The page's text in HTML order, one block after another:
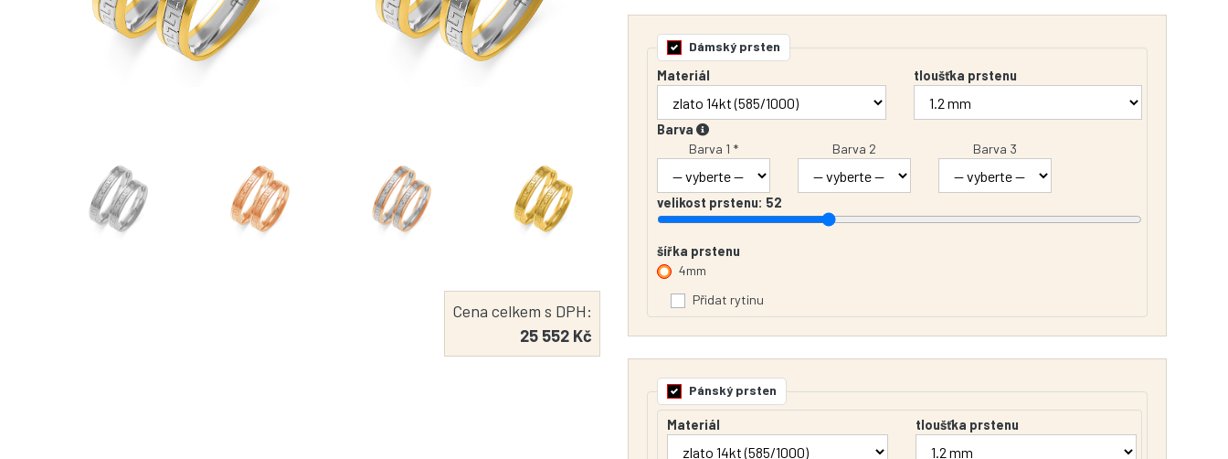
Cena celkem s DPH:
25 552 Kč
Dámský prsten
Materiál
tloušťka prstenu
Barva
Barva 1 *
Barva 2 Barva 3
velikost prstenu: 52
šířka prstenu
4mm
Přidat rytinu
Pánský prsten
Materiál tloušťka prstenu